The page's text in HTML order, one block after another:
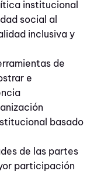
institucional
social al
inclusiva y
de
e
basado
de las partes
participación